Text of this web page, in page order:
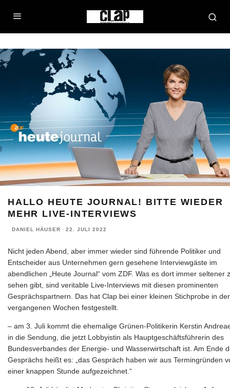
HALLO HEUTE JOURNAL! BITTE WIEDER
MEHR LIVE-INTERVIEWS
DANIEL HÄUSER · 22. JULI 2022
Nicht jeden Abend, aber immer wieder sind führende Politiker und
Entscheider aus Unternehmen gern gesehene Interviewgäste im
abendlichen „Heute Journal“ vom ZDF. Was es dort immer seltener
sehen gibt, sind veritable Live-Interviews mit diesen prominenten
Gesprächspartnern. Das hat Clap bei einer kleinen Stichprobe in
vergangenen Wochen festgestellt.
– am 3. Juli kommt die ehemalige Grünen-Politikerin Kerstin
in die Sendung, die jetzt Lobbyistin als Hauptgeschäftsführerin des
Bundesverbandes der Energie- und Wasserwirtschaft ist. Am Ende
Gesprächs heißt es: „das Gespräch haben wir aus Termingründen
einer knappen Stunde aufgezeichnet.“